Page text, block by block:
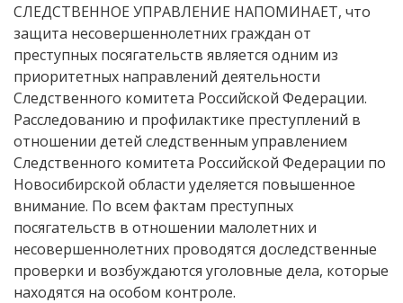
СЛЕДСТВЕННОЕ УПРАВЛЕНИЕ НАПОМИНАЕТ, что
защита несовершеннолетних граждан от
преступных посягательств является одним из
приоритетных направлений деятельности
Следственного комитета Российской Федерации.
Расследованию и профилактике преступлений в
отношении детей следственным управлением
Следственного комитета Российской Федерации по
Новосибирской области уделяется повышенное
внимание. По всем фактам преступных
посягательств в отношении малолетних и
несовершеннолетних проводятся доследственные
проверки и возбуждаются уголовные дела, которые
находятся на особом контроле.